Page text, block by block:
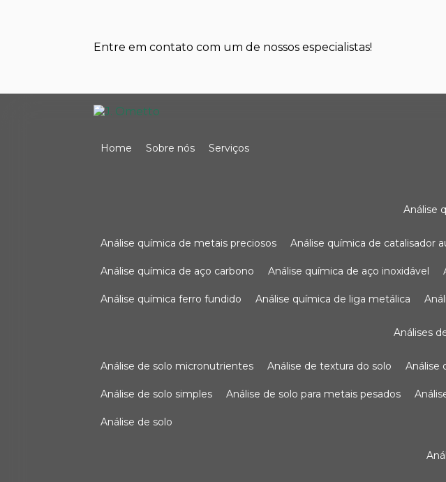
Entre em contato com um de nossos especialistas!
Home Sobre nós Serviços
análise
análise química de metais preciosos análise química de catalisador
análise química de aço carbono análise química de aço inoxidável
análise química ferro fundido análise química de liga metálica
análises
análise de solo micronutrientes análise de textura do solo
análise de solo simples análise de solo para metais pesados
análise de solo